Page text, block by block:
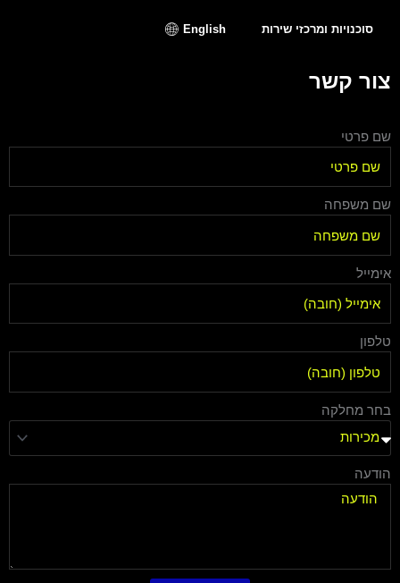
סוכנויות ומרכזי שירות English
צור קשר
שם פרטי
שם משפחה
אימייל
טלפון
בחר מחלקה
הודעה